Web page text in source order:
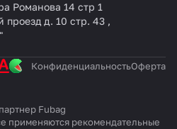
Романова 14 стр 1
д. 10 стр. 43 ,
КонфиденциальностьОферта
Fubag
применяются рекомендательные